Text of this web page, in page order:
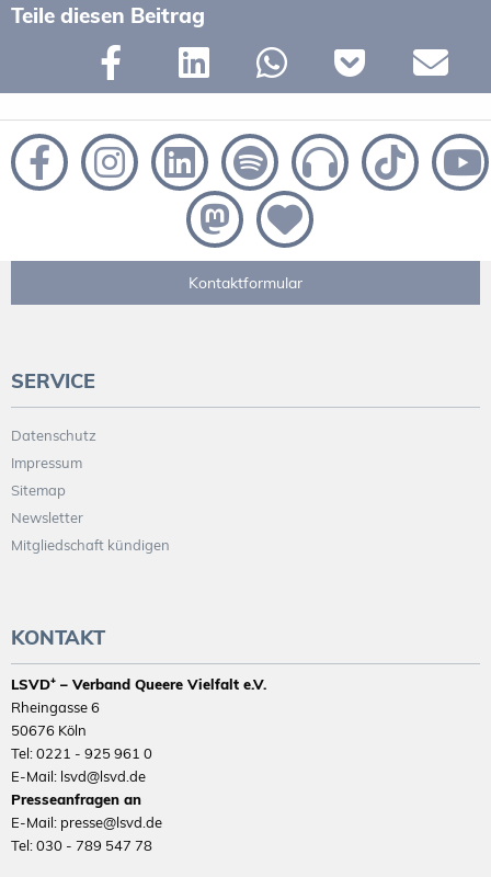
Teile diesen Beitrag
Kontaktformular
SERVICE
Datenschutz
Impressum
Sitemap
Newsletter
Mitgliedschaft kündigen
KONTAKT
LSVD⁺ – Verband Queere Vielfalt e.V.
Rheingasse 6
50676 Köln
Tel: 0221 - 925 961 0
E-Mail: lsvd@lsvd.de
Presseanfragen an
E-Mail: presse@lsvd.de
Tel: 030 - 789 547 78